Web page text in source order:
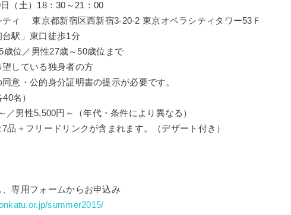
土）18：30～21：00
東京都新宿区西新宿3-20-2 東京オペラシティタワー53Ｆ
駅」東口徒歩1分
位／男性27歳～50歳位まで
している独身者の方
意・公的身分証明書の提示が必要です。
名）
男性5,500円～（年代・条件により異なる）
品＋フリードリンクが含まれます。（デザート付き）
専用フォームからお申込み
summer2015/